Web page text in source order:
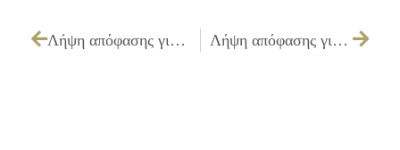
Λήψη απόφασης για έγκριση πίστωσης 4.500,00€ εις βάρος του Κ.Α.15.6471.0008 για ενοικίαση και τοποθέτηση τέντας για καρναβαλικές εκδηλώσεις. Λήψη απόφασης για την έγκριση πίστωσης 71.861,06€ εις βάρος του Κ.Α. 80.8115 για δαπάνες που αφορούν προμήθειες – εργασίες – έργα κεκλεισμένων χρήσεων